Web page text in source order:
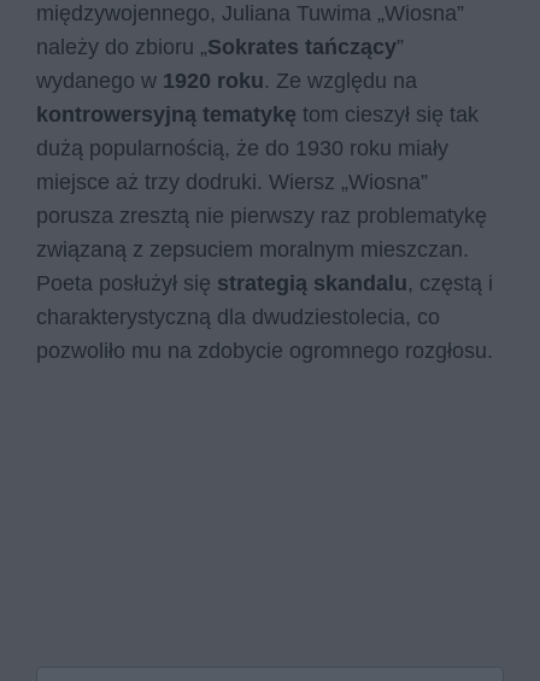
międzywojennego, Juliana Tuwima „Wiosna”
należy do zbioru „Sokrates tańczący”
wydanego w 1920 roku. Ze względu na
kontrowersyjną tematykę tom cieszył się tak
dużą popularnością, że do 1930 roku miały
miejsce aż trzy dodruki. Wiersz „Wiosna”
porusza zresztą nie pierwszy raz problematykę
związaną z zepsuciem moralnym mieszczan.
Poeta posłużył się strategią skandalu, częstą i
charakterystyczną dla dwudziestolecia, co
pozwoliło mu na zdobycie ogromnego rozgłosu.